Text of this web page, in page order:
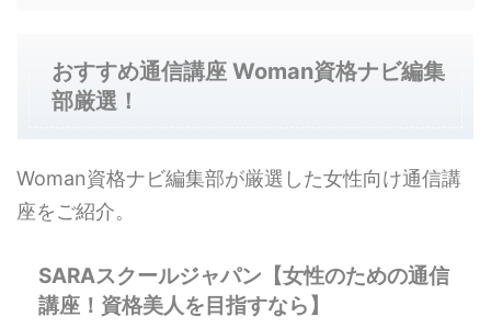
おすすめ通信講座 Woman資格ナビ編集
部厳選！
Woman資格ナビ編集部が厳選した女性向け通信講
座をご紹介。
SARAスクールジャパン【女性のための通信
講座！資格美人を目指すなら】